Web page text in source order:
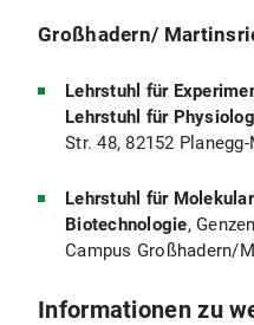
Großhadern/
Lehrstuhl für
Lehrstuhl für
Str. 48, 82152
Lehrstuhl für
Biotechnologie,
Campus Großhadern/
Informationen zu